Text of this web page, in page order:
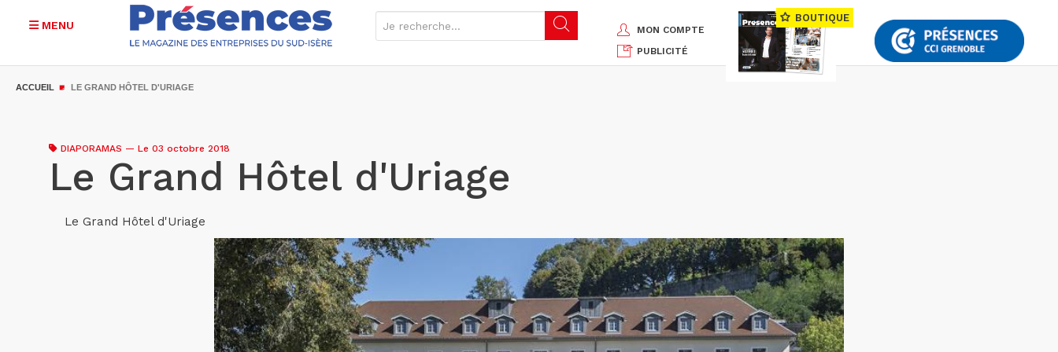
MENU
MON COMPTE
PUBLICITÉ
BOUTIQUE
ACCUEIL LE GRAND HÔTEL D'URIAGE
DIAPORAMAS — Le 03 octobre 2018
Le Grand Hôtel d'Uriage
Le Grand Hôtel d'Uriage